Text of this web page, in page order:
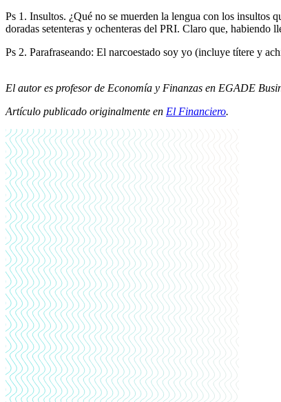
Ps 1. Insultos. ¿Qué no se muerden la lengua con los insultos
doradas setenteras y ochenteras del PRI. Claro que, habiendo
Ps 2. Parafraseando: El narcoestado soy yo (incluye títere y
El autor es profesor de Economía y Finanzas en EGADE
Artículo publicado originalmente en El Financiero.